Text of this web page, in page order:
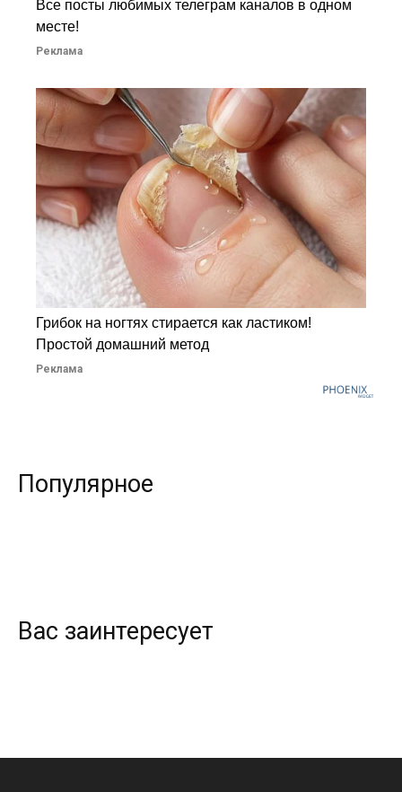
Все посты любимых телеграм каналов в одном
месте!
Реклама
Грибок на ногтях стирается как ластиком!
Простой домашний метод
Реклама
Популярное
Вас заинтересует